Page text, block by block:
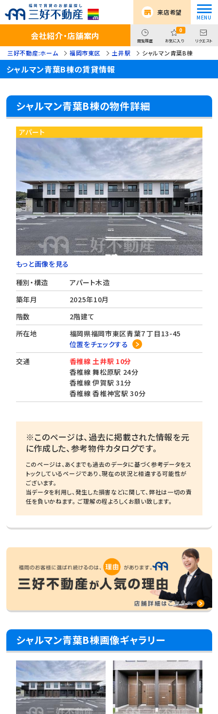
来店希望
会社紹介・店舗案内 閲覧履歴
0
お気に入り リクエスト
三好不動産:ホーム 福岡市東区 土井駅 シャルマン青葉B棟
シャルマン青葉B棟の賃貸情報
シャルマン青葉B棟の物件詳細
アパート
もっと画像を見る
種別・構造
アパート木造
築年月
2025年10月
階数
2階建て
所在地
福岡県福岡市東区青葉７丁目13-45
位置をチェックする
交通
香椎線 土井駅 10分
香椎線 舞松原駅 24分
香椎線 伊賀駅 31分
香椎線 香椎神宮駅 30分
※このページは、過去に掲載された情報を元
に作成した、参考物件カタログです。
このページは、あくまでも過去のデータに基づく参考データをス
トックしているページであり、現在の状況と相違する可能性が
ございます。
当データを利用し、発生した損害などに関して、弊社は一切の責
任を負いかねます。 ご理解の程よろしくお願い致します。
シャルマン青葉B棟画像ギャラリー